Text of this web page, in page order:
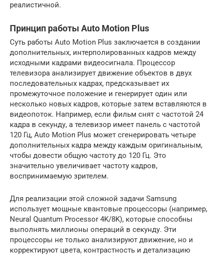
реалистичной.
Принцип работы Auto Motion Plus
Суть работы Auto Motion Plus заключается в создании
дополнительных, интерполированных кадров между
исходными кадрами видеосигнала. Процессор
телевизора анализирует движение объектов в двух
последовательных кадрах, предсказывает их
промежуточное положение и генерирует один или
несколько новых кадров, которые затем вставляются в
видеопоток. Например, если фильм снят с частотой 24
кадра в секунду, а телевизор имеет панель с частотой
120 Гц, Auto Motion Plus может сгенерировать четыре
дополнительных кадра между каждым оригинальным,
чтобы довести общую частоту до 120 Гц. Это
значительно увеличивает частоту кадров,
воспринимаемую зрителем.
Для реализации этой сложной задачи Samsung
использует мощные квантовые процессоры (например,
Neural Quantum Processor 4K/8K), которые способны
выполнять миллионы операций в секунду. Эти
процессоры не только анализируют движение, но и
корректируют цвета, контрастность и детализацию